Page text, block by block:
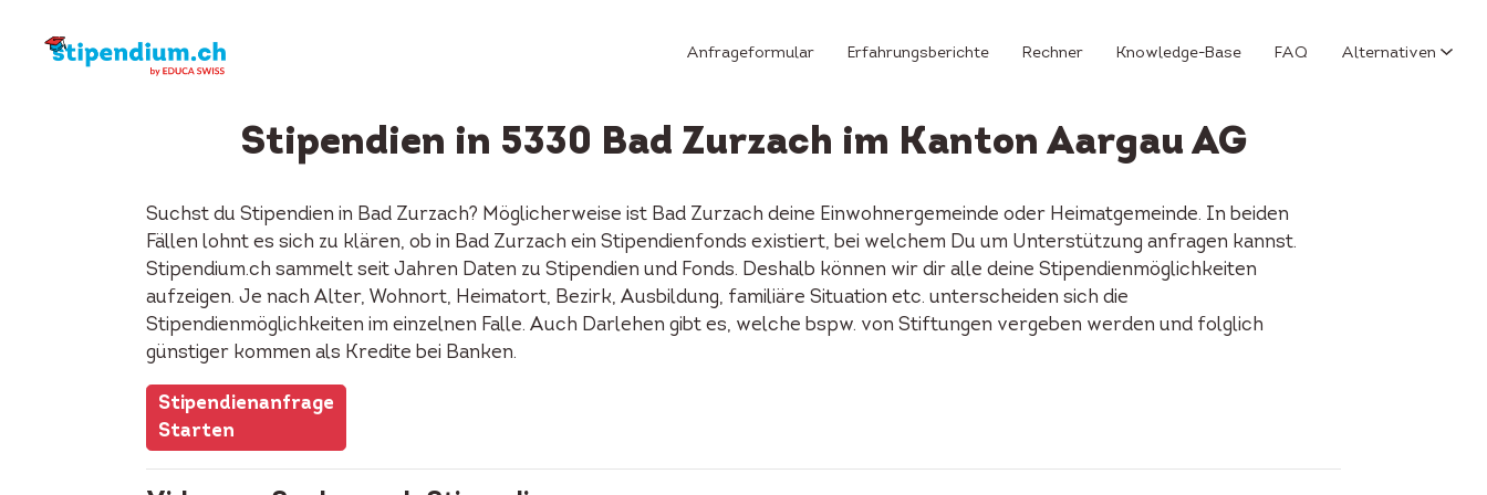
Anfrageformular Erfahrungsberichte Rechner Knowledge-Base FAQ Alternativen
Stipendien in 5330 Bad Zurzach im Kanton Aargau AG
Suchst du Stipendien in Bad Zurzach? Möglicherweise ist Bad Zurzach deine Einwohnergemeinde oder Heimatgemeinde. In beiden
Fällen lohnt es sich zu klären, ob in Bad Zurzach ein Stipendienfonds existiert, bei welchem Du um Unterstützung anfragen kannst.
Stipendium.ch sammelt seit Jahren Daten zu Stipendien und Fonds. Deshalb können wir dir alle deine Stipendienmöglichkeiten
aufzeigen. Je nach Alter, Wohnort, Heimatort, Bezirk, Ausbildung, familiäre Situation etc. unterscheiden sich die
Stipendienmöglichkeiten im einzelnen Falle. Auch Darlehen gibt es, welche bspw. von Stiftungen vergeben werden und folglich
günstiger kommen als Kredite bei Banken.
Stipendienanfrage
Starten